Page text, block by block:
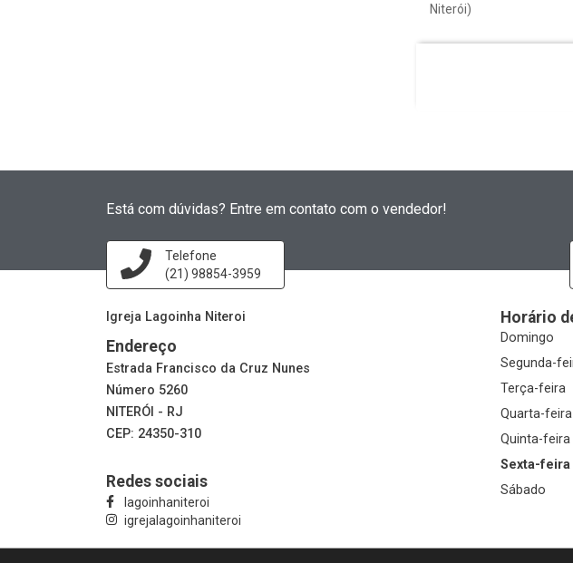
Niterói)
Está com dúvidas? Entre em contato com o vendedor!
Telefone
(21) 98854-3959
Igreja Lagoinha Niteroi
Endereço
Estrada Francisco da Cruz Nunes
Número 5260
NITERÓI - RJ
CEP: 24350-310
Redes sociais
lagoinhaniteroi
igrejalagoinhaniteroi
Horário
Domingo
Segunda-
Terça-feira
Quarta-feira
Quinta-feira
Sexta-feira
Sábado